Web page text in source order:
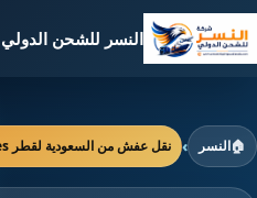
النسر للشحن الدولي
🏠النسر › نقل عفش من السعودية لقطر Archives - النسر للشحن الدولي